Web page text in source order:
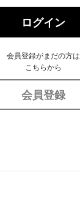
ログイン
会員登録がまだの方は
こちらから
会員登録